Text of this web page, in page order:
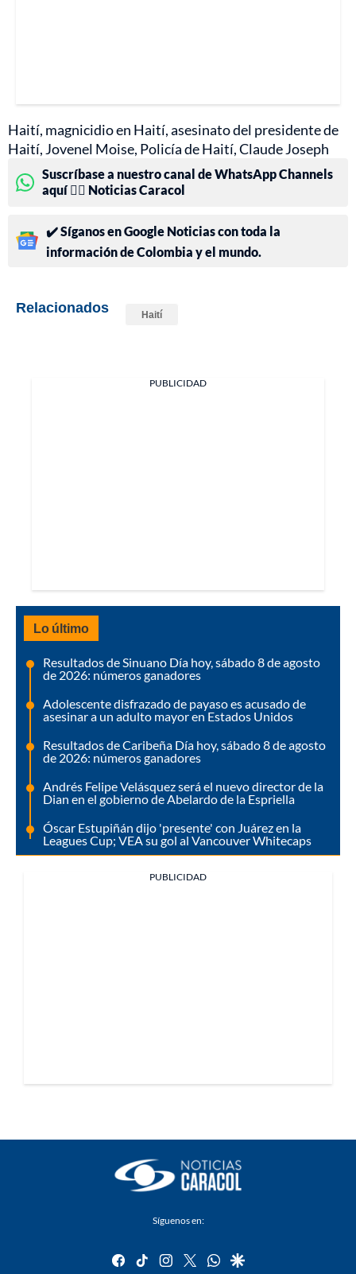
Haití, magnicidio en Haití, asesinato del presidente de
Haití, Jovenel Moise, Policía de Haití, Claude Joseph
Suscríbase a nuestro canal de WhatsApp Channels
aquí 👉🏻 Noticias Caracol
✔️ Síganos en Google Noticias con toda la
información de Colombia y el mundo.
Relacionados Haití
PUBLICIDAD
Lo último
Resultados de Sinuano Día hoy, sábado 8 de agosto
de 2026: números ganadores
Adolescente disfrazado de payaso es acusado de
asesinar a un adulto mayor en Estados Unidos
Resultados de Caribeña Día hoy, sábado 8 de agosto
de 2026: números ganadores
Andrés Felipe Velásquez será el nuevo director de la
Dian en el gobierno de Abelardo de la Espriella
Óscar Estupiñán dijo 'presente' con Juárez en la
Leagues Cup; VEA su gol al Vancouver Whitecaps
PUBLICIDAD
Síguenos en:
facebook
tiktok instagram
twitterwhatsapp
google